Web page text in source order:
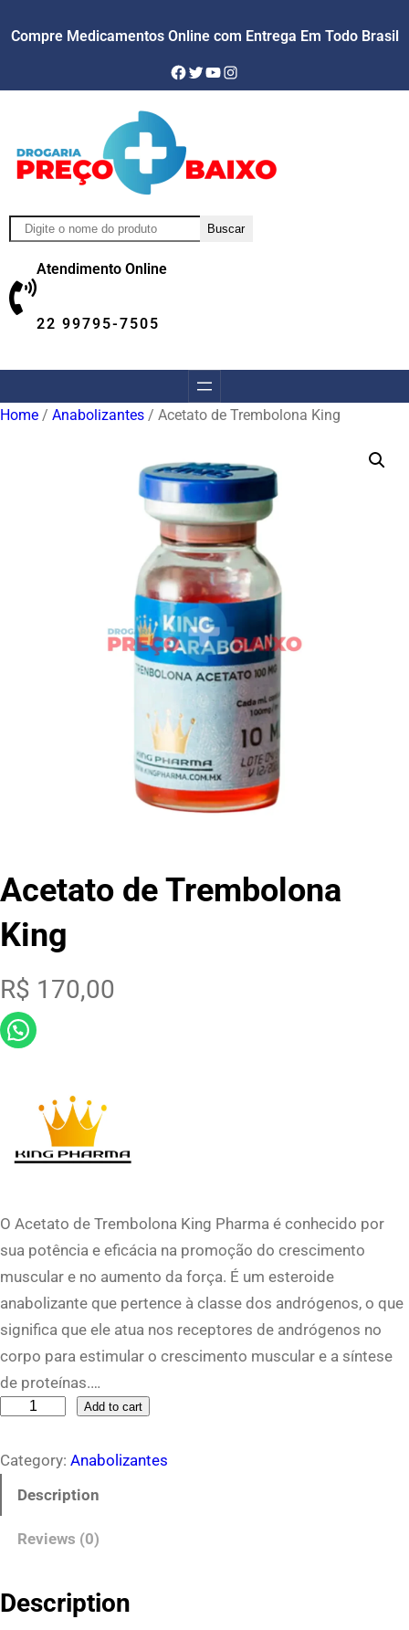
Compre Medicamentos Online com Entrega Em Todo Brasil
Facebook
Twitter
YouTube
Instagram
Pesquisar Buscar
Atendimento Online
22 99795-7505
Home / Anabolizantes / Acetato de Trembolona King
Acetato de Trembolona
King
R$ 170,00
O Acetato de Trembolona King Pharma é conhecido por
sua potência e eficácia na promoção do crescimento
muscular e no aumento da força. É um esteroide
anabolizante que pertence à classe dos andrógenos, o que
significa que ele atua nos receptores de andrógenos no
corpo para estimular o crescimento muscular e a síntese
de proteínas.…
e
a
d
Add to cart
Category: Anabolizantes
Description
Reviews (0)
Description